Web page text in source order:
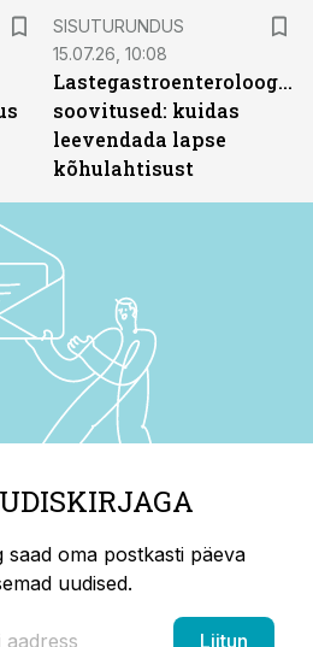
SISUTURUNDUS
15.07.26, 10:08
Lastegastroenteroloogide
soovitused: kuidas
leevendada lapse
kõhulahtisust
saad oma postkasti päeva
uudised.
Liitun